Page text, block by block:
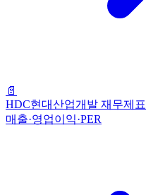
📄
HDC현대산업개발 재무제표
매출·영업이익·PER